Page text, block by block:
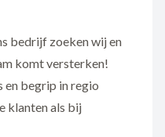
bedrijf zoeken wij en
komt versterken!
en begrip in regio
klanten als bij